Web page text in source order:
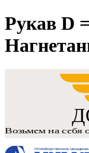
Рукав D